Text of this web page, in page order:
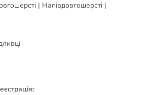
| Напівдовгошерсті |